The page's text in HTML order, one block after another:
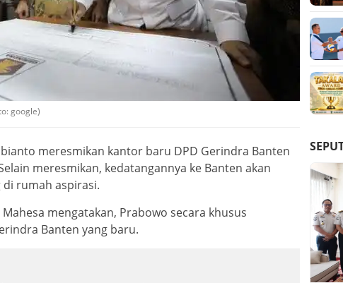
google)
meresmikan kantor baru DPD Gerindra Banten
meresmikan, kedatangannya ke Banten akan
rumah aspirasi.
mengatakan, Prabowo secara khusus
Banten yang baru.